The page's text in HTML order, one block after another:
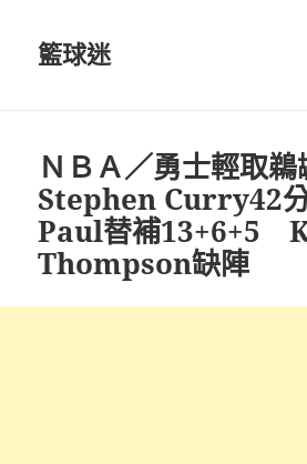
籃球迷
ＮＢＡ／勇士輕取鵜
Stephen Curry42
Paul替補13+6+5
Thompson缺陣